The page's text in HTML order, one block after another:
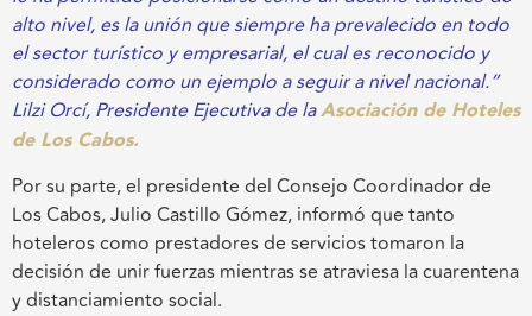
alto nivel, es la unión que siempre ha prevalecido en todo
el sector turístico y empresarial, el cual es reconocido y
considerado como un ejemplo a seguir a nivel nacional.”
Lilzi Orcí, Presidente Ejecutiva de laAsociación de Hoteles
de Los Cabos.
Por su parte, el presidente del Consejo Coordinador de
Los Cabos, Julio Castillo Gómez, informó que tanto
hoteleros como prestadores de servicios tomaron la
decisión de unir fuerzas mientras se atraviesa la cuarentena
y distanciamiento social.